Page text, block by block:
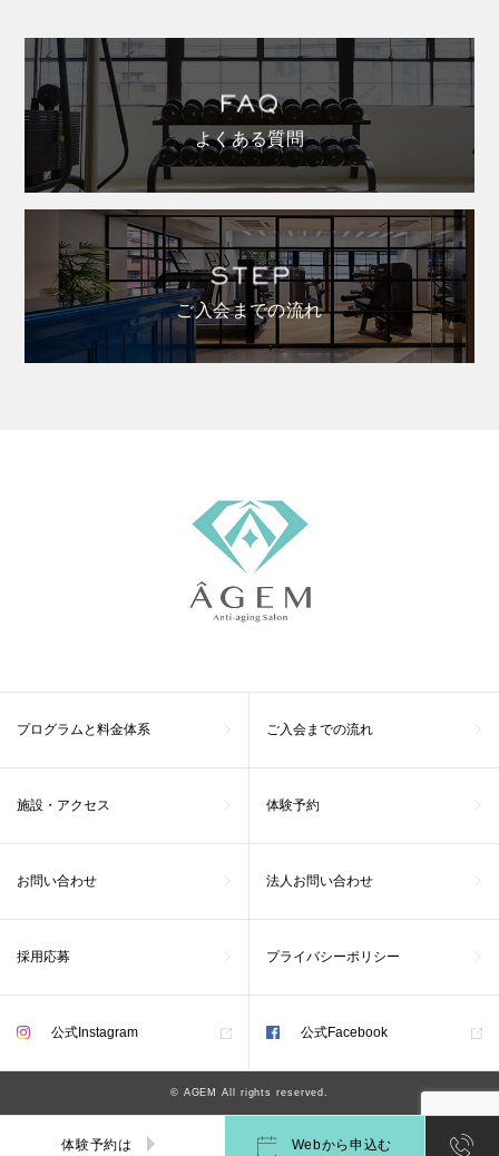
よくある質問
ご入会までの流れ
プログラムと料金体系 ご入会までの流れ
施設・アクセス 体験予約
お問い合わせ 法人お問い合わせ
採用応募 プライバシーポリシー
公式Instagram 公式Facebook
© AGEM All rights reserved.
体験予約は Webから申込む